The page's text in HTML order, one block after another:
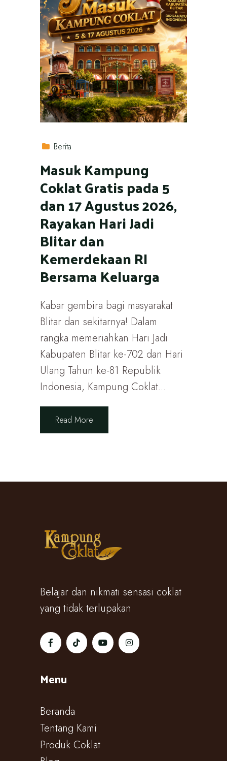
Berita
Masuk Kampung
Coklat Gratis pada 5
dan 17 Agustus 2026,
Rayakan Hari Jadi
Blitar dan
Kemerdekaan RI
Bersama Keluarga
Kabar gembira bagi masyarakat
Blitar dan sekitarnya! Dalam
rangka memeriahkan Hari Jadi
Kabupaten Blitar ke-702 dan Hari
Ulang Tahun ke-81 Republik
Indonesia, Kampung Coklat...
Read More
Belajar dan nikmati sensasi coklat
yang tidak terlupakan
Menu
Beranda
Tentang Kami
Produk Coklat